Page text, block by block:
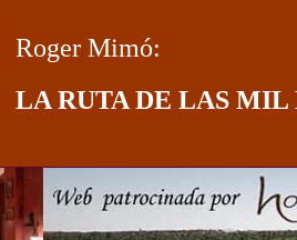
Roger Mimó:
LA RUTA DE LAS MIL